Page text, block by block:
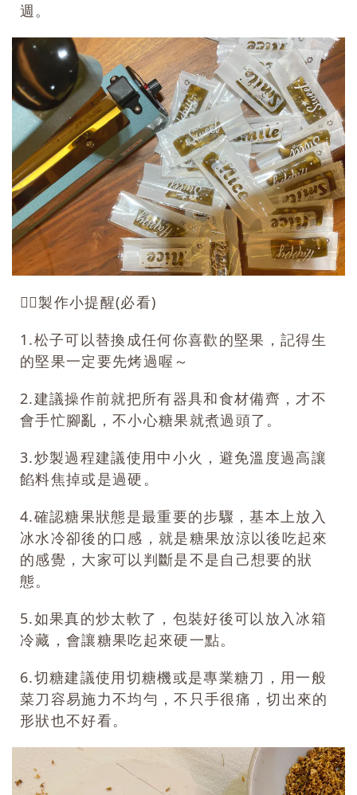
週。
👉🏻製作小提醒(必看)
1.松子可以替換成任何你喜歡的堅果，記得生
的堅果一定要先烤過喔～
2.建議操作前就把所有器具和食材備齊，才不
會手忙腳亂，不小心糖果就煮過頭了。
3.炒製過程建議使用中小火，避免溫度過高讓
餡料焦掉或是過硬。
4.確認糖果狀態是最重要的步驟，基本上放入
冰水冷卻後的口感，就是糖果放涼以後吃起來
的感覺，大家可以判斷是不是自己想要的狀
態。
5.如果真的炒太軟了，包裝好後可以放入冰箱
冷藏，會讓糖果吃起來硬一點。
6.切糖建議使用切糖機或是專業糖刀，用一般
菜刀容易施力不均勻，不只手很痛，切出來的
形狀也不好看。